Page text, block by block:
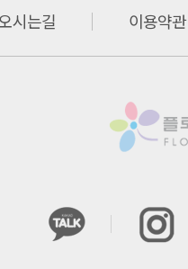
시는길 이용약관